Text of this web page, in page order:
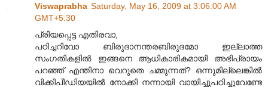
Viswaprabha Saturday, May 16, 2009 at 3:06:00 AM
GMT+5:30
പ്രിയപ്പെട്ട എതിരവാ,
പഠിച്ചറിവോ ബിരുദാനന്തരബിരുദമോ ഇല്ലാത്ത
സംഗതികളിൽ ഇങ്ങനെ ആധികാരികമായി അഭിപ്രായം
പറഞ്ഞ് എന്തിനാ വെറുതെ ചമ്മുന്നത്? ഒന്നുമില്ലെങ്കിൽ
വിക്കിപീഡിയയിൽ നോക്കി നന്നായി വായിച്ചുപഠിച്ചുവേണ്ടേ